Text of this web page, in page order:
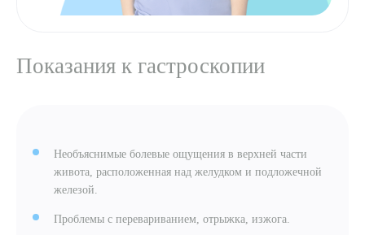
Показания к гастроскопии
Необъяснимые болевые ощущения в верхней части
живота, расположенная над желудком и подложечной
железой.
Проблемы с перевариванием, отрыжка, изжога.